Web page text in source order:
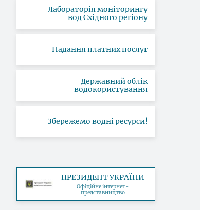
Лабораторія моніторингу
вод Східного регіону
Надання платних послуг
Державний облік
водокористування
Збережемо водні ресурси!
ПРЕЗИДЕНТ УКРАЇНИ
Офіційне інтернет-
представництво